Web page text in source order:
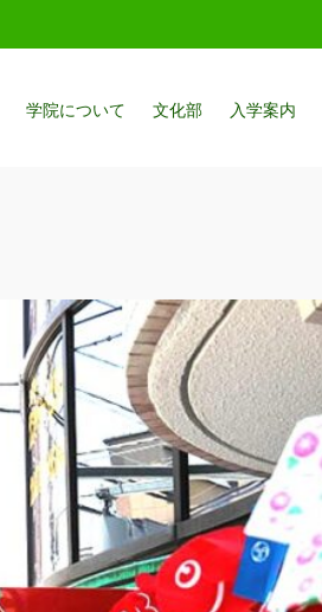
学院について 文化部 入学案内